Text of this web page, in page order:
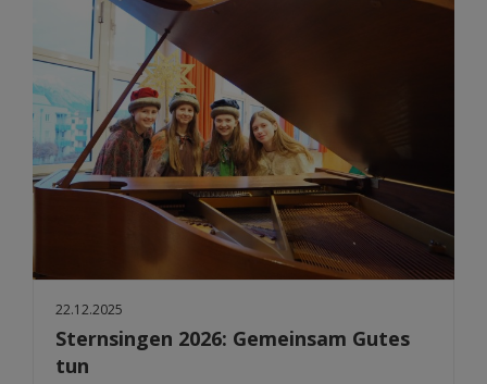
22.12.2025
Sternsingen 2026: Gemeinsam Gutes
tun